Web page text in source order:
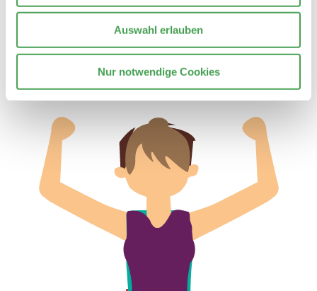
Auswahl erlauben
Nur notwendige Cookies
Kontakt
Barrierefreiheit